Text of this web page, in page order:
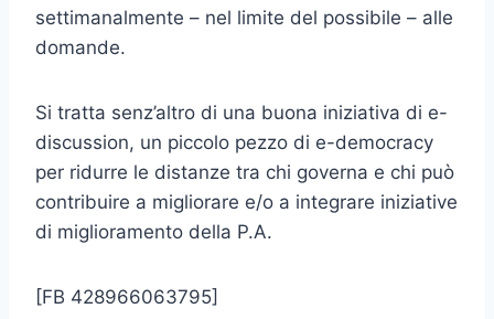
settimanalmente – nel limite del possibile – alle
domande.
Si tratta senz’altro di una buona iniziativa di e-
discussion, un piccolo pezzo di e-democracy
per ridurre le distanze tra chi governa e chi può
contribuire a migliorare e/o a integrare iniziative
di miglioramento della P.A.
[FB 428966063795]